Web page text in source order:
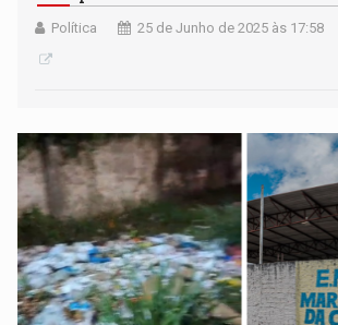
Política 25 de Junho de 2025 às 17:58